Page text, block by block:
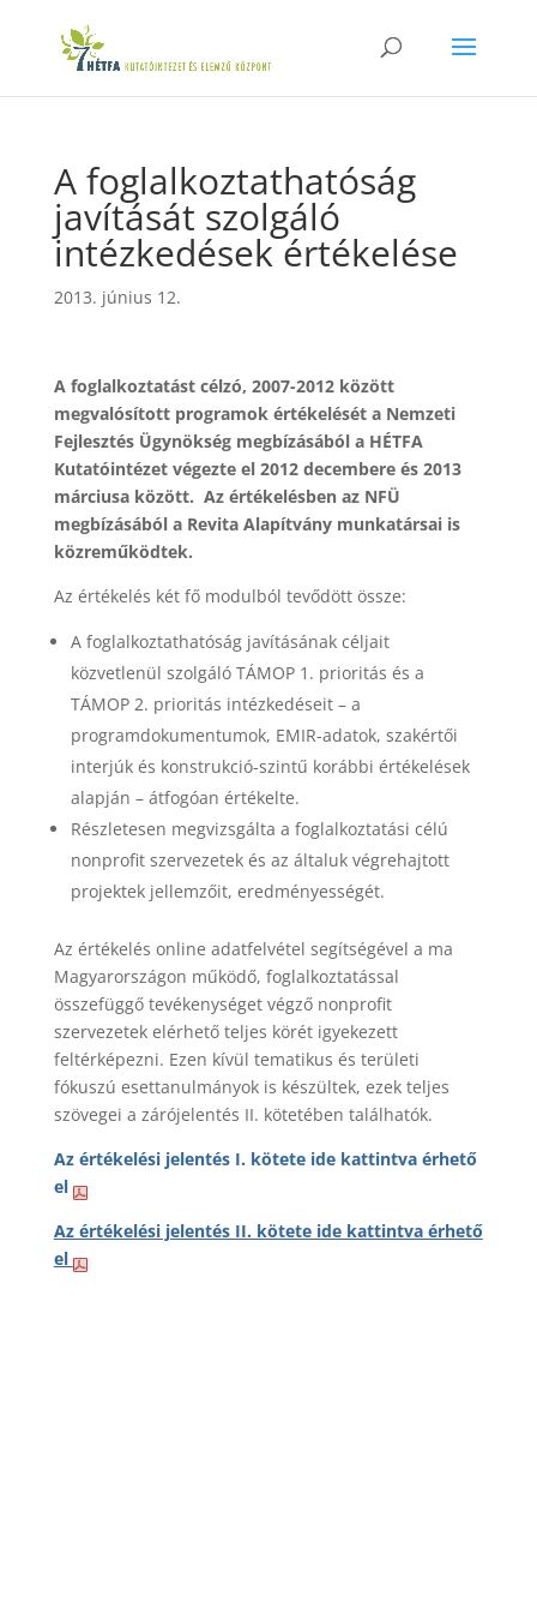
A foglalkoztathatóság
javítását szolgáló
intézkedések értékelése
2013. június 12.
A foglalkoztatást célzó, 2007-2012 között
megvalósított programok értékelését a Nemzeti
Fejlesztés Ügynökség megbízásából a HÉTFA
Kutatóintézet végezte el 2012 decembere és 2013
márciusa között. Az értékelésben az NFÜ
megbízásából a Revita Alapítvány munkatársai is
közreműködtek.
Az értékelés két fő modulból tevődött össze:
A foglalkoztathatóság javításának céljait
közvetlenül szolgáló TÁMOP 1. prioritás és a
TÁMOP 2. prioritás intézkedéseit – a
programdokumentumok, EMIR-adatok, szakértői
interjúk és konstrukció-szintű korábbi értékelések
alapján – átfogóan értékelte.
Részletesen megvizsgálta a foglalkoztatási célú
nonprofit szervezetek és az általuk végrehajtott
projektek jellemzőit, eredményességét.
Az értékelés online adatfelvétel segítségével a ma
Magyarországon működő, foglalkoztatással
összefüggő tevékenységet végző nonprofit
szervezetek elérhető teljes körét igyekezett
feltérképezni. Ezen kívül tematikus és területi
fókuszú esettanulmányok is készültek, ezek teljes
szövegei a zárójelentés II. kötetében találhatók.
Az értékelési jelentés I. kötete ide kattintva érhető
el
Az értékelési jelentés II. kötete ide kattintva érhető
el